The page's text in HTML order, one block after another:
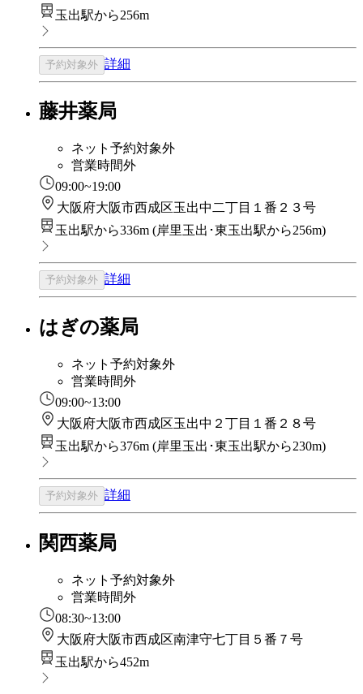
玉出駅から256m
予約対象外 詳細
藤井薬局
ネット予約対象外
営業時間外
09:00~19:00
大阪府大阪市西成区玉出中二丁目１番２３号
玉出駅から336m (岸里玉出･東玉出駅から256m)
予約対象外 詳細
はぎの薬局
ネット予約対象外
営業時間外
09:00~13:00
大阪府大阪市西成区玉出中２丁目１番２８号
玉出駅から376m (岸里玉出･東玉出駅から230m)
予約対象外 詳細
関西薬局
ネット予約対象外
営業時間外
08:30~13:00
大阪府大阪市西成区南津守七丁目５番７号
玉出駅から452m